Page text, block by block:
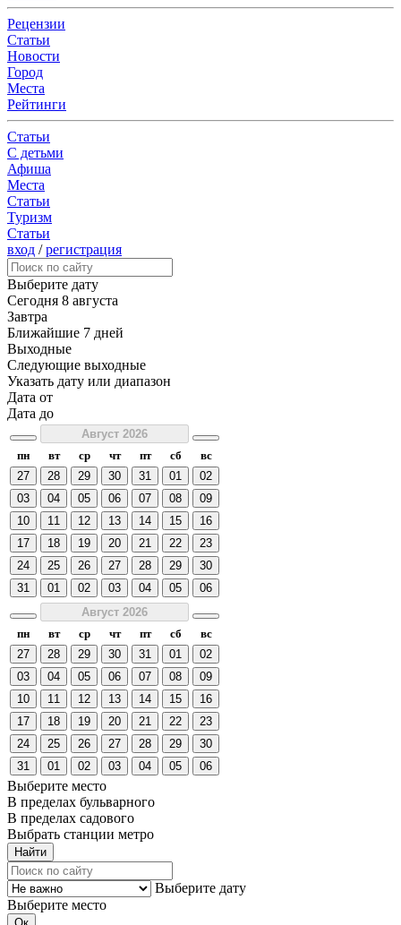
Рецензии
Статьи
Новости
Город
Места
Рейтинги
Статьи
С детьми
Афиша
Места
Статьи
Туризм
Статьи
вход /регистрация
Выберите дату
Сегодня 8 августа
Завтра
Ближайшие 7 дней
Выходные
Следующие выходные
Указать дату или диапазон
Дата от
Дата до
Август 2026
пн
вт ср чт пт сб
вс
27
28 29 30 31 01
02
03
04 05 06 07 08
09
10
11 12 13 14 15
16
17
18 19 20 21 22
23
24
25 26 27 28 29
30
31
01 02 03 04 05
06
Август 2026
пн
вт ср чт пт сб
вс
27
28 29 30 31 01
02
03
04 05 06 07 08
09
10
11 12 13 14 15
16
17
18 19 20 21 22
23
24
25 26 27 28 29
30
31
01 02 03 04 05 06
Выберите место
В пределах бульварного
В пределах садового
Выбрать станции метро
Выберите дату
Выберите место